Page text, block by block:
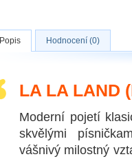
Popis Hodnocení (0)
LA LA LAND
Moderní pojetí
skvělými
vášnivý milostný